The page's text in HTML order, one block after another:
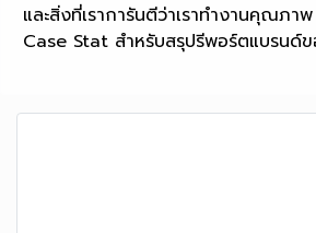
และสิ่งที่เราการันตีว่าเราทำงานคุณภา
Case Stat สำหรับสรุปรีพอร์ตแบรนด์